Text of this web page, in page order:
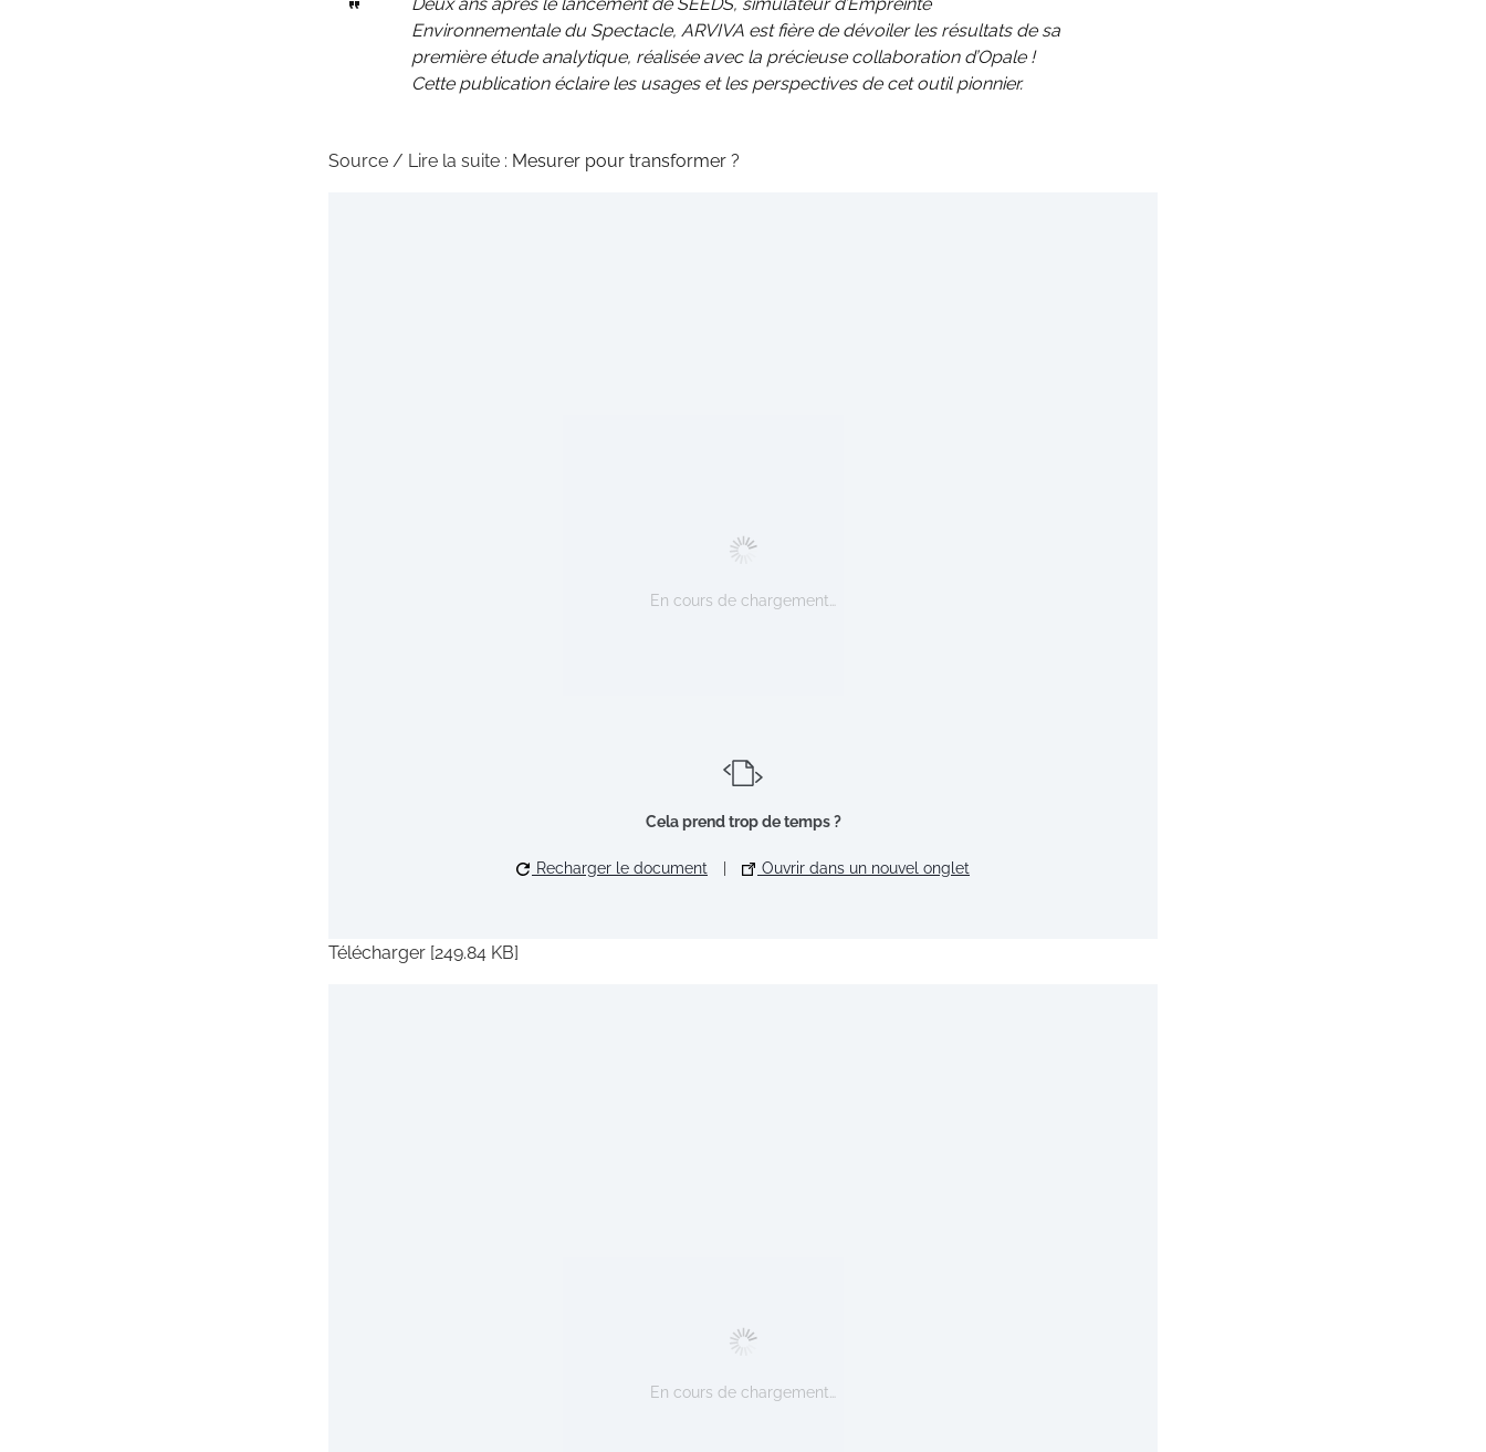
Environnementale du Spectacle, ARVIVA est fière de dévoiler les résultats de sa
première étude analytique, réalisée avec la précieuse collaboration d’Opale !
Cette publication éclaire les usages et les perspectives de cet outil pionnier.
Source / Lire la suite : Mesurer pour transformer ?
En cours de chargement…
Cela prend trop de temps ?
Recharger le document Ouvrir dans un nouvel onglet
Télécharger [249.84 KB]
En cours de chargement…